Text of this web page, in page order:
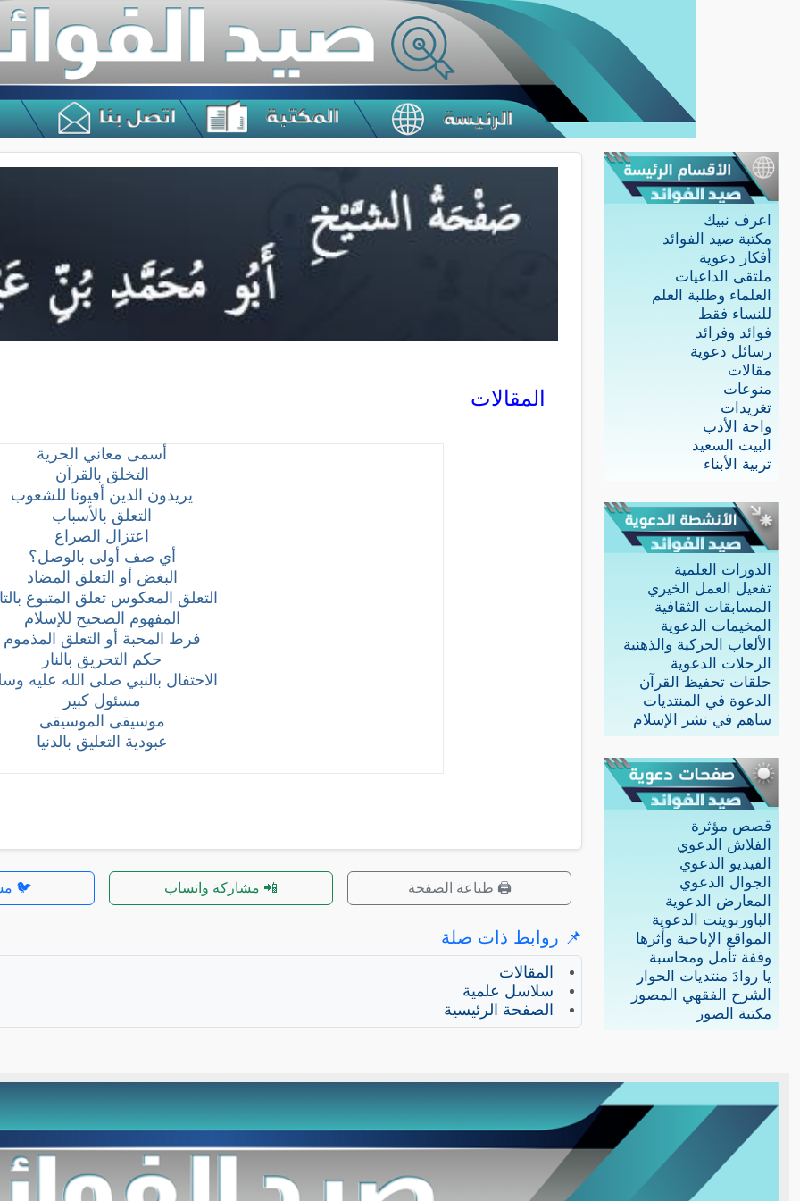
اعرف نبيك
مكتبة صيد الفوائد
أفكار دعوية
ملتقى الداعيات
العلماء وطلبة العلم
للنساء فقط
فوائد وفرائد
رسائل دعوية
مقالات
منوعات
تغريدات
واحة الأدب
البيت السعيد
تربية الأبناء
الدورات العلمية
تفعيل العمل الخيري
المسابقات الثقافية
المخيمات الدعوية
الألعاب الحركية والذهنية
الرحلات الدعوية
حلقات تحفيظ القرآن
الدعوة في المنتديات
ساهم في نشر الإسلام
قصص مؤثرة
الفلاش الدعوي
الفيديو الدعوي
الجوال الدعوي
المعارض الدعوية
الباوربوينت الدعوية
المواقع الإباحية وأثرها
وقفة تأمل ومحاسبة
يا روادَ منتديات الحوار
الشرح الفقهي المصور
مكتبة الصور
المقالات
أسمى معاني الحرية
التخلق بالقرآن
يريدون الدين أفيونا للشعوب
التعلق بالأسباب
اعتزال الصراع
أي صف أولى بالوصل؟
البغض أو التعلق المضاد
التعلق المعكوس تعلق المتبوع
المفهوم الصحيح للإسلام
فرط المحبة أو التعلق المذموم
حكم التحريق بالنار
الاحتفال بالنبي صلى الله عليه
مسئول كبير
موسيقى الموسيقى
عبودية التعليق بالدنيا
🖨️ طباعة الصفحة 📲 مشاركة واتساب 🐦
📌 روابط ذات صلة
المقالات
سلاسل علمية
الصفحة الرئيسية